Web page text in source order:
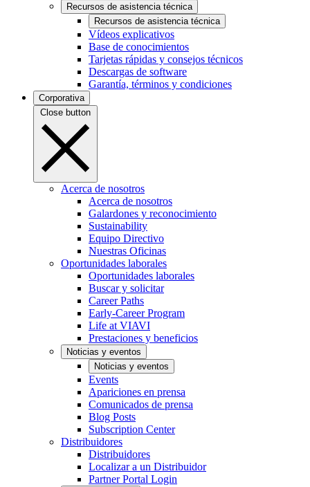
Recursos de asistencia técnica
Recursos de asistencia técnica
Vídeos explicativos
Base de conocimientos
Tarjetas rápidas y consejos técnicos
Descargas de software
Garantía, términos y condiciones
Corporativa
Close button
Acerca de nosotros
Acerca de nosotros
Galardones y reconocimiento
Sustainability
Equipo Directivo
Nuestras Oficinas
Oportunidades laborales
Oportunidades laborales
Buscar y solicitar
Career Paths
Early-Career Program
Life at VIAVI
Prestaciones y beneficios
Noticias y eventos
Noticias y eventos
Events
Apariciones en prensa
Comunicados de prensa
Blog Posts
Subscription Center
Distribuidores
Distribuidores
Localizar a un Distribuidor
Partner Portal Login